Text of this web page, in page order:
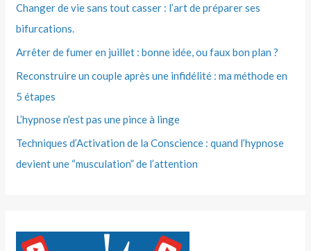
Changer de vie sans tout casser : l’art de préparer ses
bifurcations.
Arrêter de fumer en juillet : bonne idée, ou faux bon plan ?
Reconstruire un couple après une infidélité : ma méthode en
5 étapes
L’hypnose n’est pas une pince à linge
Techniques d’Activation de la Conscience : quand l’hypnose
devient une “musculation” de l’attention